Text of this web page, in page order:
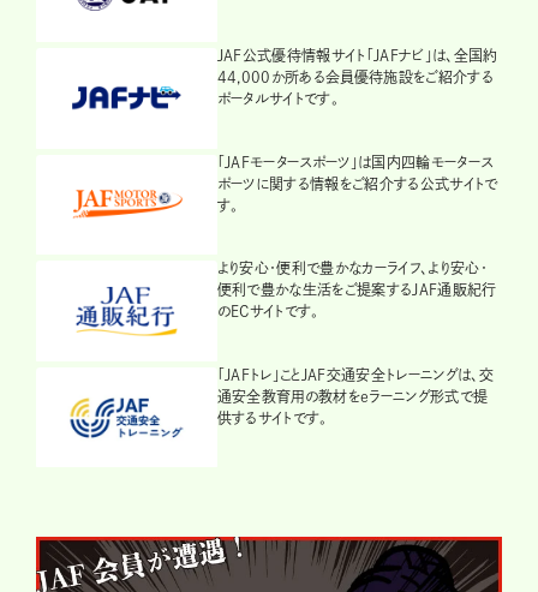
JAF公式優待情報サイト「JAFナビ」は、全国約
44,000か所ある会員優待施設をご紹介する
ポータルサイトです。
「JAFモータースポーツ」は国内四輪モータース
ポーツに関する情報をご紹介する公式サイトで
す。
より安心・便利で豊かなカーライフ、より安心・
便利で豊かな生活をご提案するJAF通販紀行
のECサイトです。
「JAFトレ」ことJAF交通安全トレーニングは、交
通安全教育用の教材をeラーニング形式で提
供するサイトです。